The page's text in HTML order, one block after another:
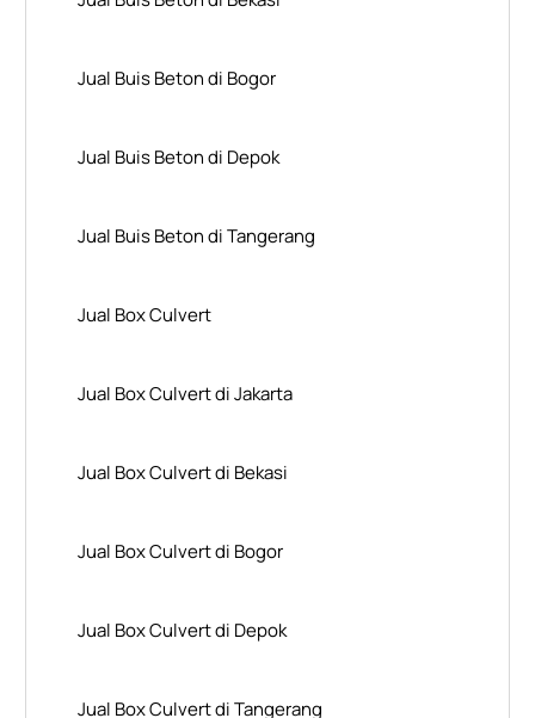
Jual Buis Beton di Bogor
Jual Buis Beton di Depok
Jual Buis Beton di Tangerang
Jual Box Culvert
Jual Box Culvert di Jakarta
Jual Box Culvert di Bekasi
Jual Box Culvert di Bogor
Jual Box Culvert di Depok
Jual Box Culvert di Tangerang